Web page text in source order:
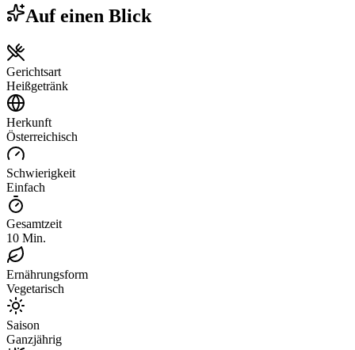
Auf einen Blick
Gerichtsart
Heißgetränk
Herkunft
Österreichisch
Schwierigkeit
Einfach
Gesamtzeit
10 Min.
Ernährungsform
Vegetarisch
Saison
Ganzjährig